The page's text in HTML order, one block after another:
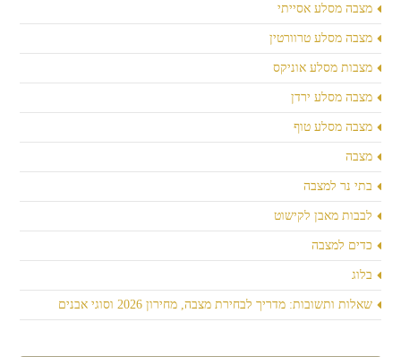
מצבה מסלע אסייתי
מצבה מסלע טרוורטין
מצבות מסלע אוניקס
מצבה מסלע ירדן
מצבה מסלע טוף
מצבה
בתי נר למצבה
לבבות מאבן לקישוט
כדים למצבה
בלוג
שאלות ותשובות: מדריך לבחירת מצבה, מחירון 2026 וסוגי אבנים